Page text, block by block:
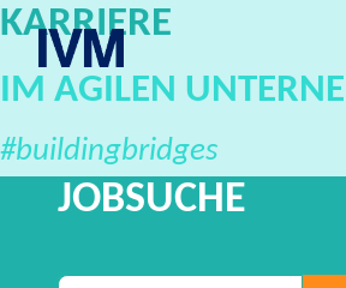
IVM Karriereportal
KARRIERE
IM AGILEN
#buildingbridges
JOBSUCHE